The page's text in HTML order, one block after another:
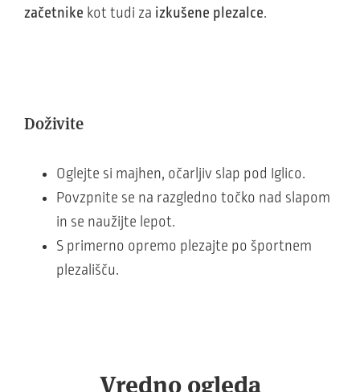
začetnike kot tudi za izkušene plezalce.
Doživite
Oglejte si majhen, očarljiv slap pod Iglico.
Povzpnite se na razgledno točko nad slapom
in se naužijte lepot.
S primerno opremo plezajte po športnem
plezališču.
Vredno ogleda